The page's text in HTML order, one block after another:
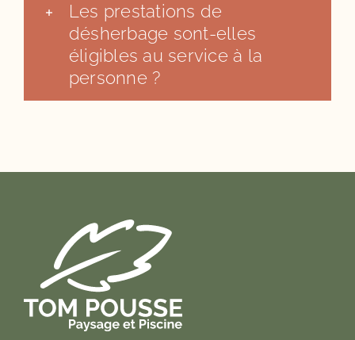
Les prestations de
désherbage sont-elles
éligibles au service à la
personne ?